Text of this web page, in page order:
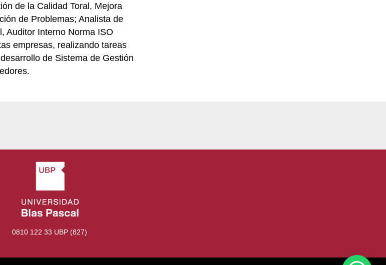
de la Calidad Toral, Mejora
de Problemas; Analista de
Auditor Interno Norma ISO
empresas, realizando tareas
de Sistema de Gestión
0810 122 33 UBP (827)